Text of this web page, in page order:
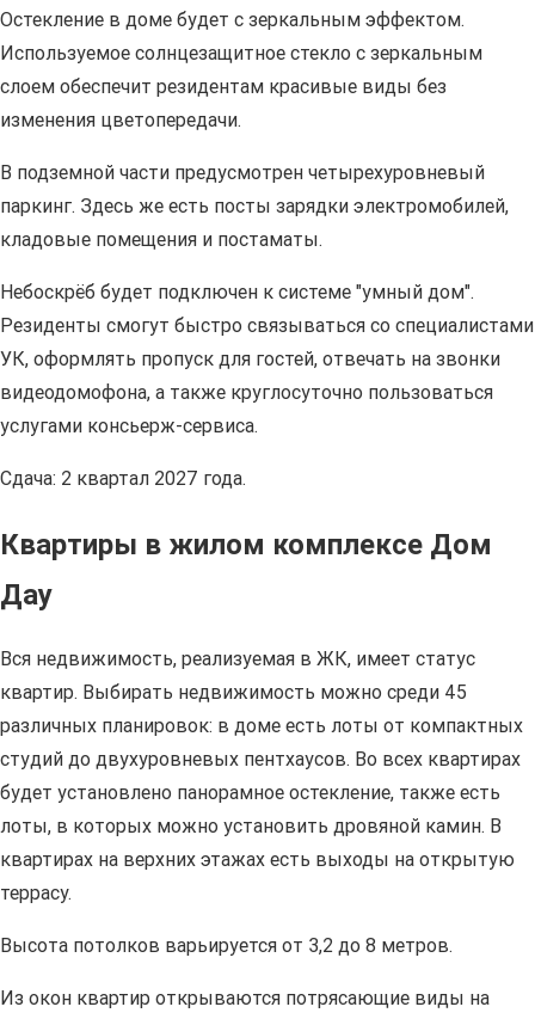
Остекление в доме будет с зеркальным эффектом.
Используемое солнцезащитное стекло с зеркальным
слоем обеспечит резидентам красивые виды без
изменения цветопередачи.
В подземной части предусмотрен четырехуровневый
паркинг. Здесь же есть посты зарядки электромобилей,
кладовые помещения и постаматы.
Небоскрёб будет подключен к системе "умный дом".
Резиденты смогут быстро связываться со специалистами
УК, оформлять пропуск для гостей, отвечать на звонки
видеодомофона, а также круглосуточно пользоваться
услугами консьерж-сервиса.
Сдача: 2 квартал 2027 года.
Квартиры в жилом комплексе Дом
Дау
Вся недвижимость, реализуемая в ЖК, имеет статус
квартир. Выбирать недвижимость можно среди 45
различных планировок: в доме есть лоты от компактных
студий до двухуровневых пентхаусов. Во всех квартирах
будет установлено панорамное остекление, также есть
лоты, в которых можно установить дровяной камин. В
квартирах на верхних этажах есть выходы на открытую
террасу.
Высота потолков варьируется от 3,2 до 8 метров.
Из окон квартир открываются потрясающие виды на